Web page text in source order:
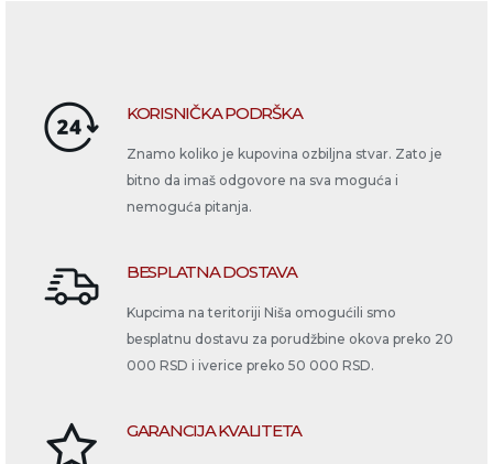
KORISNIČKA PODRŠKA
Znamo koliko je kupovina ozbiljna stvar. Zato je
bitno da imaš odgovore na sva moguća i
nemoguća pitanja.
BESPLATNA DOSTAVA
Kupcima na teritoriji Niša omogućili smo
besplatnu dostavu za porudžbine okova preko 20
000 RSD i iverice preko 50 000 RSD.
GARANCIJA KVALITETA